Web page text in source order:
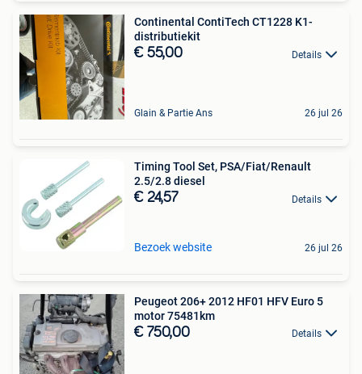
Continental ContiTech CT1228 K1-
distributiekit
€ 55,00 Details
Glain & Partie Ans 26 jul 26
Timing Tool Set, PSA/Fiat/Renault
2.5/2.8 diesel
€ 24,57 Details
Bezoek website 26 jul 26
Peugeot 206+ 2012 HF01 HFV Euro 5
motor 75481km
€ 750,00 Details